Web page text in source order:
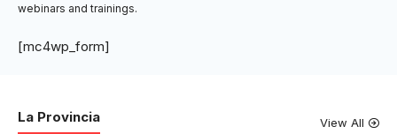
webinars and trainings.
[mc4wp_form]
La Provincia View All